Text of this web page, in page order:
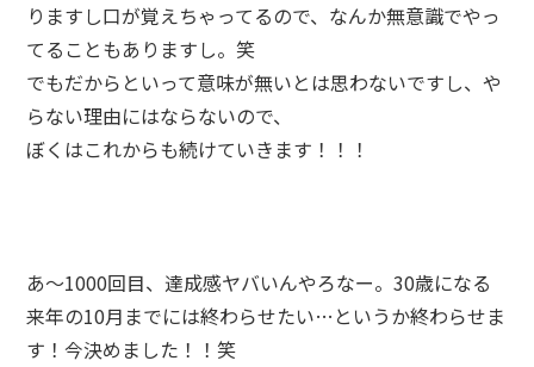
りますし口が覚えちゃってるので、なんか無意識でやっ
てることもありますし。笑
でもだからといって意味が無いとは思わないですし、や
らない理由にはならないので、
ぼくはこれからも続けていきます！！！
あ～1000回目、達成感ヤバいんやろなー。30歳になる
来年の10月までには終わらせたい…というか終わらせま
す！今決めました！！笑